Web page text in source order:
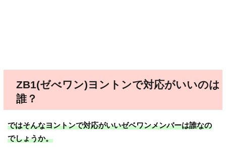
ZB1(ゼべワン)ヨントンで対応がいいのは
誰？
ではそんなヨントンで対応がいいゼベワンメンバーは誰なの
でしょうか。